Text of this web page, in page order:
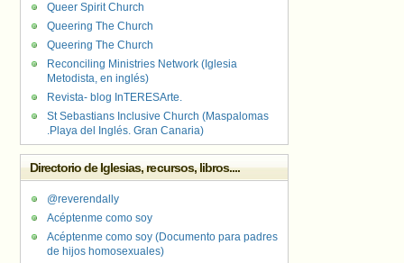
Queer Spirit Church
Queering The Church
Queering The Church
Reconciling Ministries Network (Iglesia
Metodista, en inglés)
Revista- blog InTERESArte.
St Sebastians Inclusive Church (Maspalomas
.Playa del Inglés. Gran Canaria)
Directorio de Iglesias, recursos, libros....
@reverendally
Acéptenme como soy
Acéptenme como soy (Documento para padres
de hijos homosexuales)